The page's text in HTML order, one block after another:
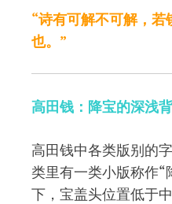
“诗有可解不可解，
也。”
高田钱：降宝的深浅背
高田钱中各类版别的
类里有一类小版称作
下，宝盖头位置低于